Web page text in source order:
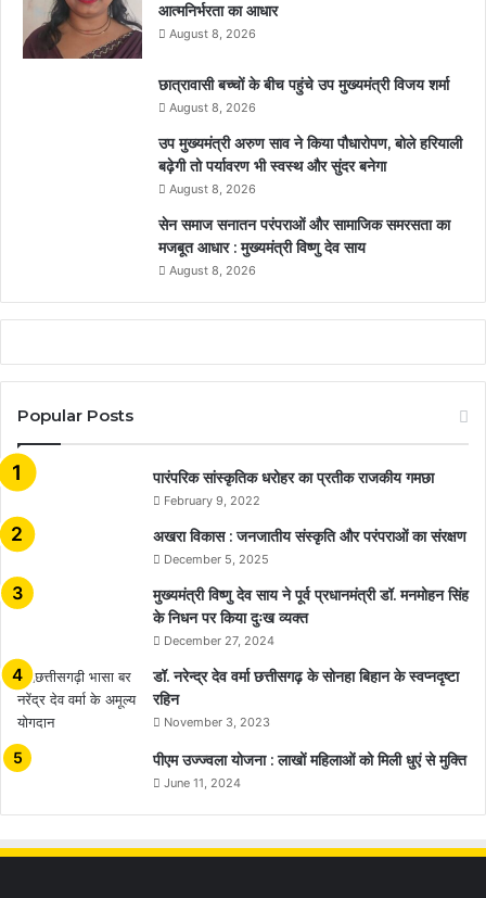
आत्मनिर्भरता का आधार
August 8, 2026
छात्रावासी बच्चों के बीच पहुंचे उप मुख्यमंत्री विजय शर्मा
August 8, 2026
उप मुख्यमंत्री अरुण साव ने किया पौधारोपण, बोले हरियाली
बढ़ेगी तो पर्यावरण भी स्वस्थ और सुंदर बनेगा
August 8, 2026
सेन समाज सनातन परंपराओं और सामाजिक समरसता का
मजबूत आधार : मुख्यमंत्री विष्णु देव साय
August 8, 2026
Popular Posts
​​​​​​​पारंपरिक सांस्कृतिक धरोहर का प्रतीक राजकीय गमछा
February 9, 2022
अखरा विकास : जनजातीय संस्कृति और परंपराओं का संरक्षण
December 5, 2025
मुख्यमंत्री विष्णु देव साय ने पूर्व प्रधानमंत्री डॉ. मनमोहन सिंह
के निधन पर किया दुःख व्यक्त
December 27, 2024
डॉ. नरेन्द्र देव वर्मा छत्तीसगढ़ के सोनहा बिहान के स्वप्नदृष्टा
रहिन
November 3, 2023
पीएम उज्ज्वला योजना : लाखों महिलाओं को मिली धुएं से मुक्ति
June 11, 2024